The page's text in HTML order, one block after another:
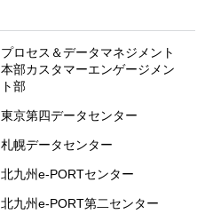
プロセス＆データマネジメント
本部カスタマーエンゲージメン
ト部
東京第四データセンター
札幌データセンター
北九州e-PORTセンター
北九州e-PORT第二センター